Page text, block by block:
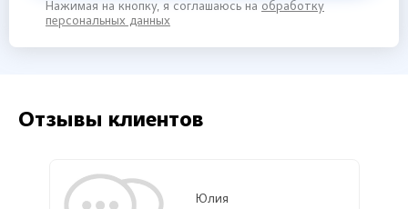
Нажимая на кнопку, я соглашаюсь на обработку
персональных данных
Отзывы клиентов
Юлия